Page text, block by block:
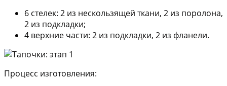
6 стелек: 2 из нескользящей ткани, 2 из поролона,
2 из подкладки;
4 верхние части: 2 из подкладки, 2 из фланели.
Процесс изготовления: